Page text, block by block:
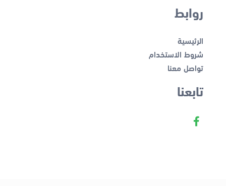
روابط
الرئيسية
شروط الاستخدام
تواصل معنا
تابعنا